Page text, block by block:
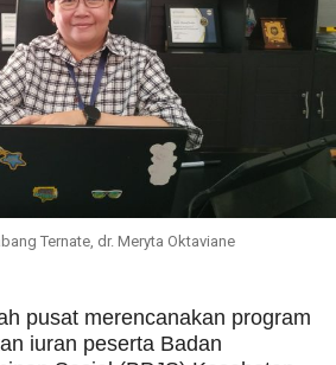
Ternate, dr. Meryta Oktaviane
pusat merencanakan program
iuran peserta Badan